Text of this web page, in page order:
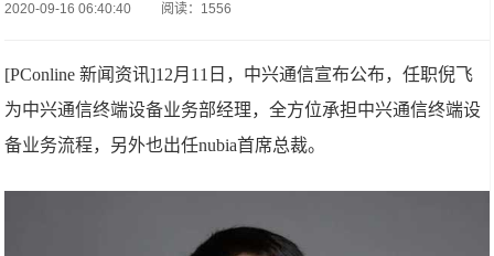
2020-09-16 06:40:40 阅读：1556
[PConline 新闻资讯]12月11日，中兴通信宣布公布，任职倪飞
为中兴通信终端设备业务部经理，全方位承担中兴通信终端设
备业务流程，另外也出任nubia首席总裁。